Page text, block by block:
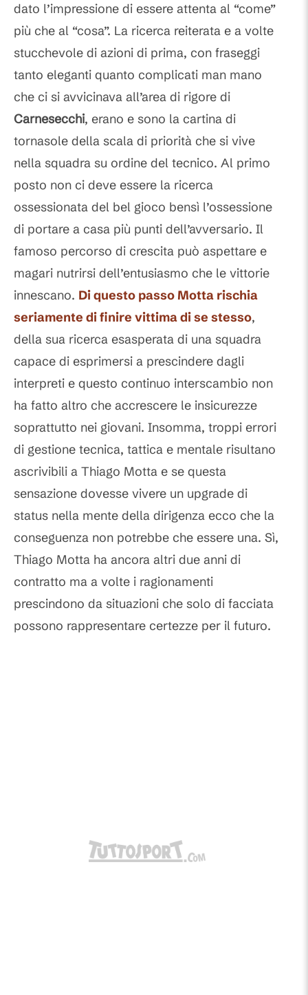
dato l’impressione di essere attenta al “come”
più che al “cosa”. La ricerca reiterata e a volte
stucchevole di azioni di prima, con fraseggi
tanto eleganti quanto complicati man mano
che ci si avvicinava all’area di rigore di
Carnesecchi, erano e sono la cartina di
tornasole della scala di priorità che si vive
nella squadra su ordine del tecnico. Al primo
posto non ci deve essere la ricerca
ossessionata del bel gioco bensì l’ossessione
di portare a casa più punti dell’avversario. Il
famoso percorso di crescita può aspettare e
magari nutrirsi dell’entusiasmo che le vittorie
innescano. Di questo passo Motta rischia
seriamente di finire vittima di se stesso,
della sua ricerca esasperata di una squadra
capace di esprimersi a prescindere dagli
interpreti e questo continuo interscambio non
ha fatto altro che accrescere le insicurezze
soprattutto nei giovani. Insomma, troppi errori
di gestione tecnica, tattica e mentale risultano
ascrivibili a Thiago Motta e se questa
sensazione dovesse vivere un upgrade di
status nella mente della dirigenza ecco che la
conseguenza non potrebbe che essere una. Sì,
Thiago Motta ha ancora altri due anni di
contratto ma a volte i ragionamenti
prescindono da situazioni che solo di facciata
possono rappresentare certezze per il futuro.